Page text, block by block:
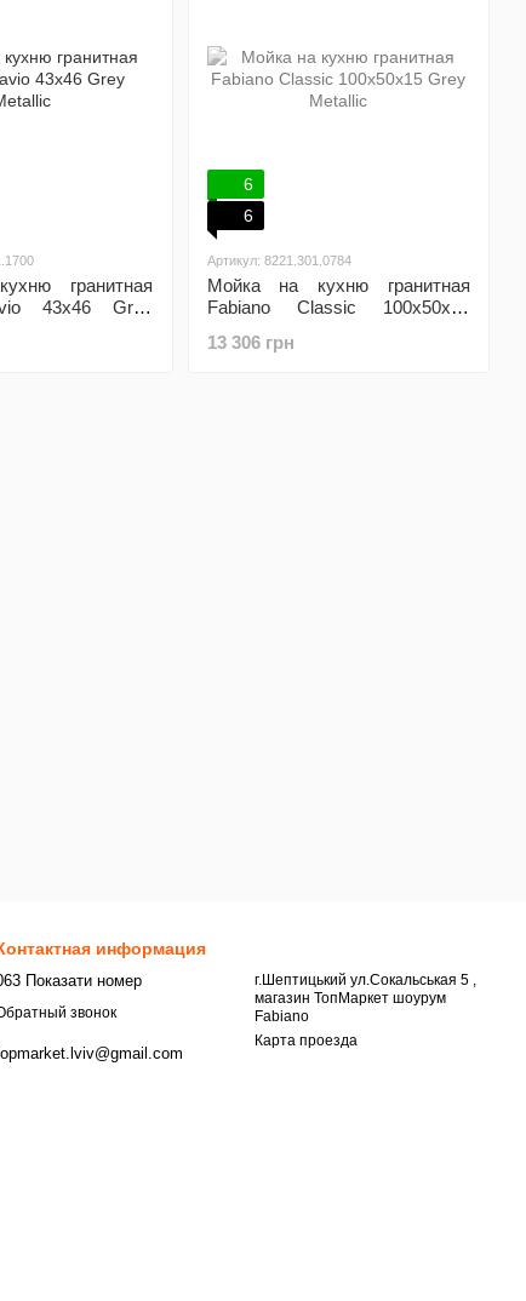
гранитная
43x46 Grey
6
6
Артикул: 8221.301.0784
Мойка на кухню гранитная
Fabiano Classic 100x50x15
13 306 грн
информация
Показати номер
звонок
г.Шептицький ул.Сокальськая 5 ,
магазин ТопМаркет шоурум
Fabiano
Карта проезда